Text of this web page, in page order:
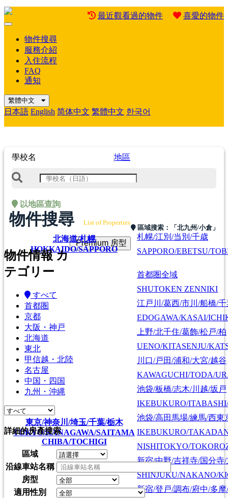
最近觀看過的物件 喜愛的物件
Mobile
物件搜尋
服務介紹
入住流程
FAQ
通知
繁體中文
日本語 English 简体中文 繁體中文 한국어
學校名 地區
以地區查詢
北海道/札幌
HOKKAIDO/SAPPORO
札幌/江別/当別/千歳
SAPPORO/EBETSU/
東京/神奈川/埼玉/千葉/栃木
TOKYO/KANAGAWA/SAITAMA
CHIBA/TOCHIGI
首都圏全域
SHUTOKEN ZENNIKI
江戸川/葛西/市川/船橋/千
EDOGAWA/KASAI/
上野/北千住/葛飾/松戸/柏
UENO/KITASENJU/
川口/戸田/浦和/大宮/越谷
KAWAGUCHI/TODA/
池袋/板橋/志木/川越/坂戸
IKEBUKURO/
池袋/高田馬場/練馬/西東
IKEBUKURO/
NISHITOKYO/
新宿/中野/吉祥寺/国分寺
SHINJUKU/NAKANO/
新宿/登戸/調布/府中/多
物件搜尋 List of Properties
區域搜索： 「北九州/小倉」
Premium 房型
物件情報 カ
テゴリー
すべて
首都圏
京都
大阪・神戸
北海道
東北
甲信越・北陸
名古屋
中国・四国
九州・沖縄
詳細的房產搜索
區域
沿線車站名稱
房型
適用性別